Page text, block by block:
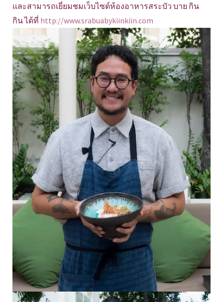
และสามารถเยี่ยมชมเว็บไซต์ห้องอาหารสระบัว บาย กิน
กิน ได้ที่ http://www.srabuabykiinkiin.com